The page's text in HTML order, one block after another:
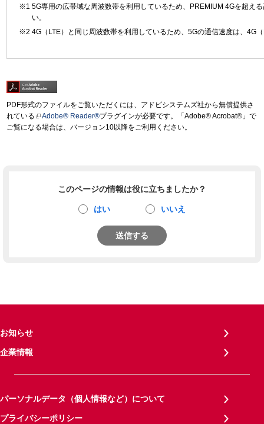
5G専用の広帯域な周波数帯を利用しているため、PREMIUM 4Gを超え
い。
4G（LTE）と同じ周波数帯を利用しているため、5Gの通信速度は、4G
PDF形式のファイルをご覧いただくには、アドビシステムズ社から無償提供さ
れている
Adobe® Reader®プラグインが必要です。「Adobe® Acrobat®」で
ご覧になる場合は、バージョン10以降をご利用ください。
このページの情報は役に立ちましたか？
はい いいえ
送信する
お知らせ
企業情報
パーソナルデータ（個人情報など）について
プライバシーポリシー